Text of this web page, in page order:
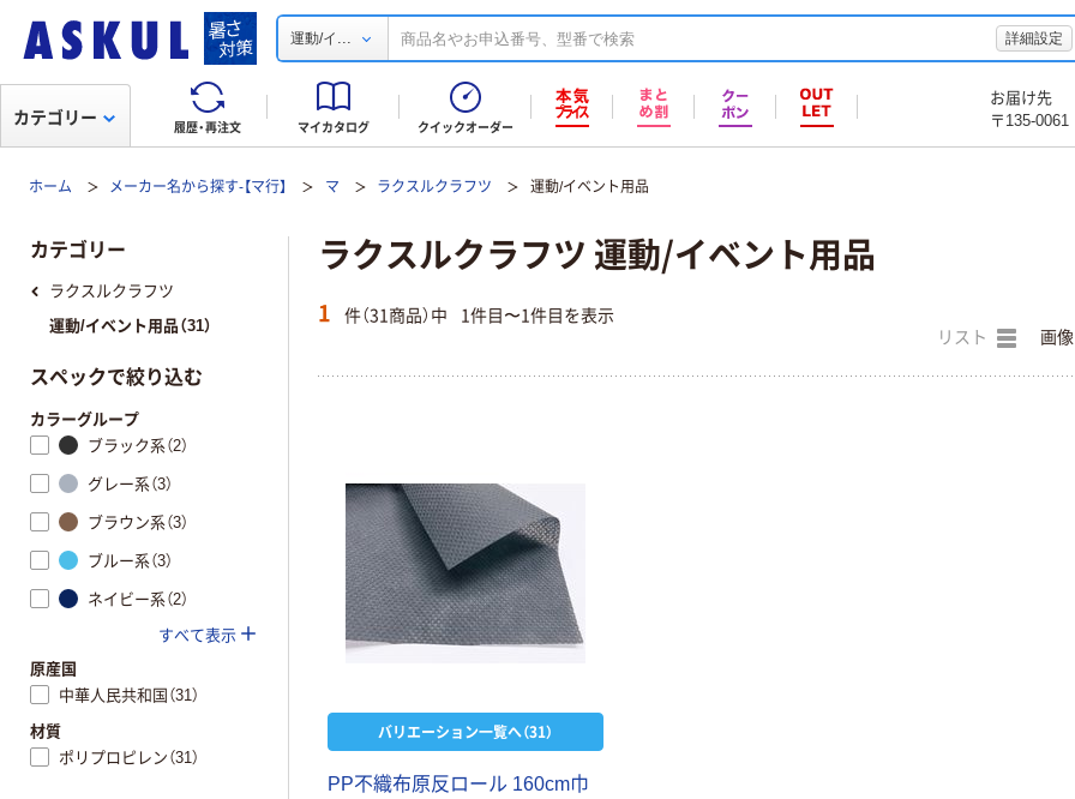
運動/イ ... 詳細設定
履歴・再注文 マイカタログ クイックオーダー
お届け先
〒135-0061
カテゴリー
ホーム メーカー名から探す-【マ行】 マ ラクスルクラフツ 運動/イベント用品
ラクスルクラフツ 運動/イベント用品
1 件（31商品）中 1件目〜1件目を表示
リスト 画像
バリエーション一覧へ（31）
PP不織布原反ロール 160cm巾
カテゴリー
ラクスルクラフツ
運動/イベント用品（31）
スペックで絞り込む
カラーグループ
ブラック系（2）
グレー系（3）
ブラウン系（3）
ブルー系（3）
ネイビー系（2）
すべて表示
原産国
中華人民共和国（31）
材質
ポリプロピレン（31）